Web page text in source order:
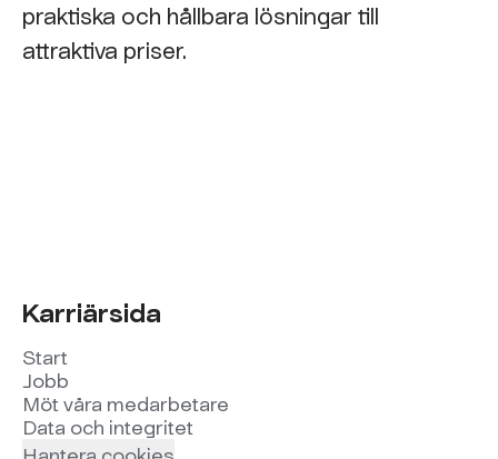
praktiska och hållbara lösningar till
attraktiva priser.
Karriärsida
Start
Jobb
Möt våra medarbetare
Data och integritet